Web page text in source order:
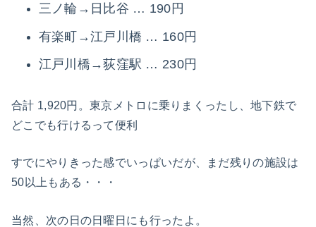
三ノ輪→日比谷 … 190円
有楽町→江戸川橋 … 160円
江戸川橋→荻窪駅 … 230円
合計 1,920円。東京メトロに乗りまくったし、地下鉄で
どこでも行けるって便利
すでにやりきった感でいっぱいだが、まだ残りの施設は
50以上もある・・・
当然、次の日の日曜日にも行ったよ。